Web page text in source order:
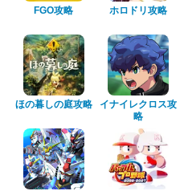
FGO攻略 ホロドリ攻略
ほの暮しの庭攻略
イナイレクロス攻
略